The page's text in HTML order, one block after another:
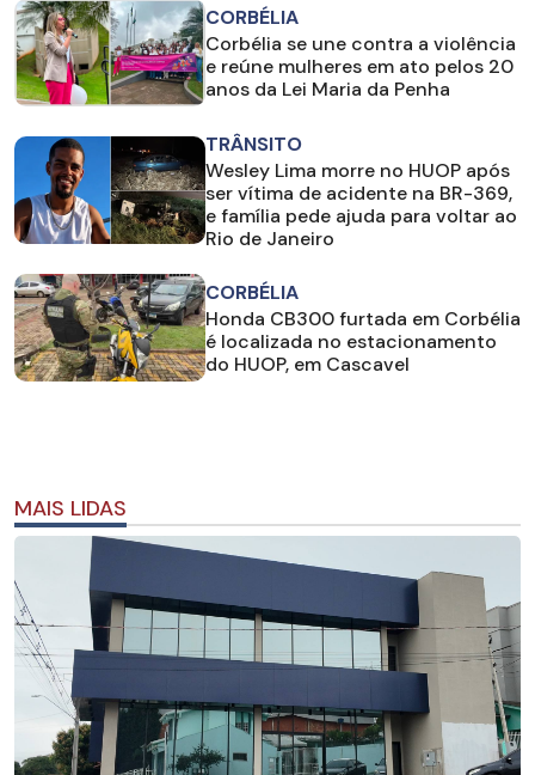
CORBÉLIA
Corbélia se une contra a violência
e reúne mulheres em ato pelos 20
anos da Lei Maria da Penha
TRÂNSITO
Wesley Lima morre no HUOP após
ser vítima de acidente na BR-369,
e família pede ajuda para voltar ao
Rio de Janeiro
CORBÉLIA
Honda CB300 furtada em Corbélia
é localizada no estacionamento
do HUOP, em Cascavel
MAIS LIDAS